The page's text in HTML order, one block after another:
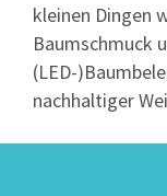
kleinen Dingen
Baumschmuck
(LED-
nachhaltiger